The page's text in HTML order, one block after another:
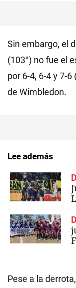
Sin embargo, el
(103°) no fue el
por 6-4, 6-4 y 7-
de Wimbledon.
Lee además
Pese a la